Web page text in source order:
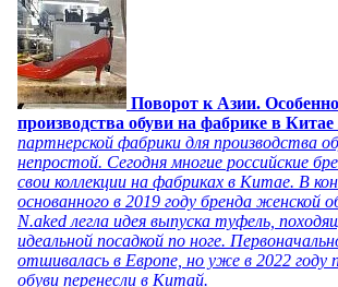
Поворот к Азии.
производства обуви на фабрике в Китае
партнерской фабрики для производства
непростой. Сегодня многие российские
свои коллекции на фабриках в Китае. В
основанного в 2019 году бренда женской
N.aked легла идея выпуска туфель,
идеальной посадкой по ноге.
отшивалась в Европе, но уже в 2022 году
обуви перенесли в Китай.